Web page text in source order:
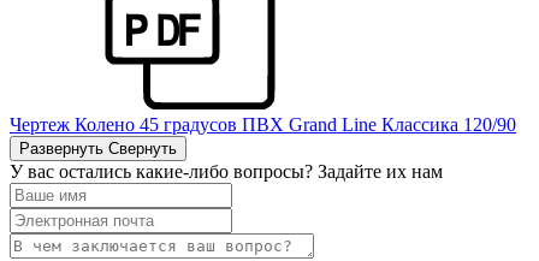
Чертеж Колено 45 градусов ПВХ Grand Line Классика 120/90
Развернуть Свернуть
У вас остались какие-либо вопросы? Задайте их нам